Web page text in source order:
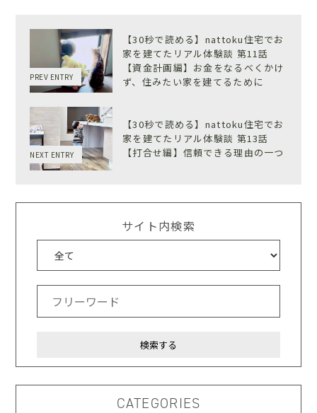
PREV ENTRY
【30秒で読める】nattoku住宅でお
家を建てたリアル体験談 第11話
【資金計画編】お金をなるべくかけ
ず、住みたい家を建てるために
NEXT ENTRY
【30秒で読める】nattoku住宅でお
家を建てたリアル体験談 第13話
【打合せ編】信頼できる理由の一つ
サイト内検索
CATEGORIES